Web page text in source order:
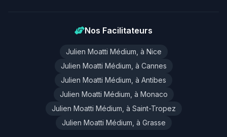
Nos Facilitateurs
Julien Moatti Médium, à Nice
Julien Moatti Médium, à Cannes
Julien Moatti Médium, à Antibes
Julien Moatti Médium, à Monaco
Julien Moatti Médium, à Saint-Tropez
Julien Moatti Médium, à Grasse